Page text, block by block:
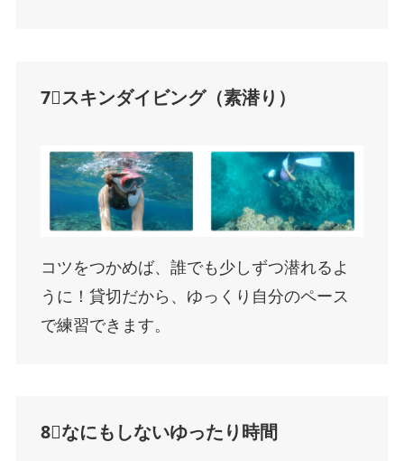
7⃣スキンダイビング（素潜り）
コツをつかめば、誰でも少しずつ潜れるよ
うに！貸切だから、ゆっくり自分のペース
で練習できます。
8⃣なにもしないゆったり時間